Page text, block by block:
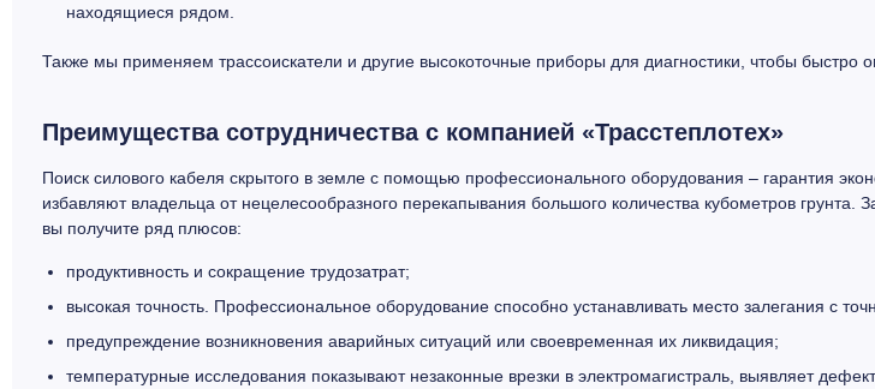
находящиеся рядом.
Также мы применяем трассоискатели и другие высокоточные приборы для диагностики, чтобы быстро
Преимущества сотрудничества с компанией «Трасстеплотех»
Поиск силового кабеля скрытого в земле с помощью профессионального оборудования – гарантия
избавляют владельца от нецелесообразного перекапывания большого количества кубометров грунта.
вы получите ряд плюсов:
продуктивность и сокращение трудозатрат;
высокая точность. Профессиональное оборудование способно устанавливать место залегания с
предупреждение возникновения аварийных ситуаций или своевременная их ликвидация;
температурные исследования показывают незаконные врезки в электромагистраль, выявляет